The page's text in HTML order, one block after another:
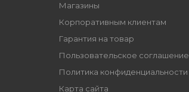
Магазины
Корпоративным клиентам
Гарантия на товар
Пользовательское соглашение
Политика конфиденциальности
Карта сайта